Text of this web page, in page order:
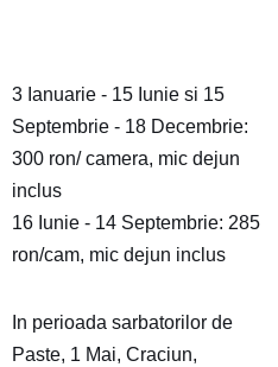
3 Ianuarie - 15 Iunie si 15
Septembrie - 18 Decembrie:
300 ron/ camera, mic dejun
inclus
16 Iunie - 14 Septembrie: 285
ron/cam, mic dejun inclus
In perioada sarbatorilor de
Paste, 1 Mai, Craciun,